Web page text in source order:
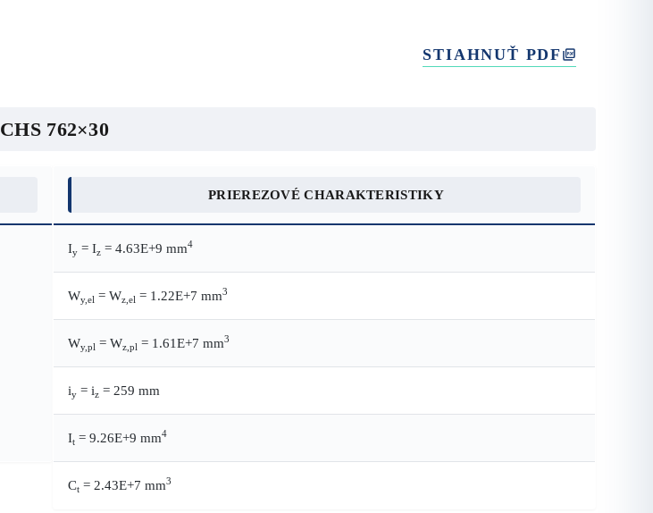
STIAHNUŤ PDF
CHS 762×30
PRIEREZOVÉ CHARAKTERISTIKY
Iy = Iz = 4.63E+9 mm4
Wy,el = Wz,el = 1.22E+7 mm3
Wy,pl = Wz,pl = 1.61E+7 mm3
iy = iz = 259 mm
It = 9.26E+9 mm4
Ct = 2.43E+7 mm3